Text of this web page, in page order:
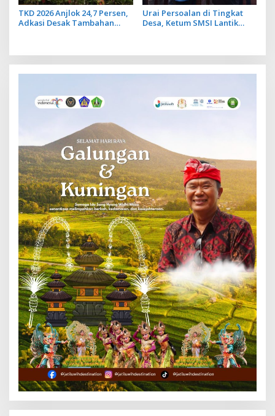
TKD 2026 Anjlok 24,7 Persen,
Adkasi Desak Tambahan
Urai Persoalan di Tingkat
Desa, Ketum SMSI Lantik